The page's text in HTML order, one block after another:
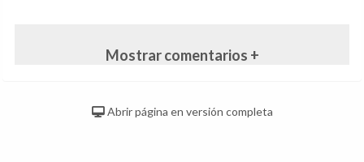
Mostrar comentarios +
Abrir página en versión completa